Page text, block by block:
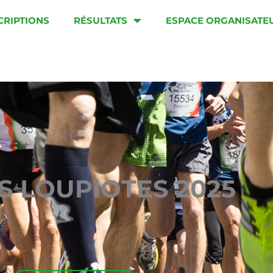
RÉSULTATS ESPACE
LOUPIOTES 2025